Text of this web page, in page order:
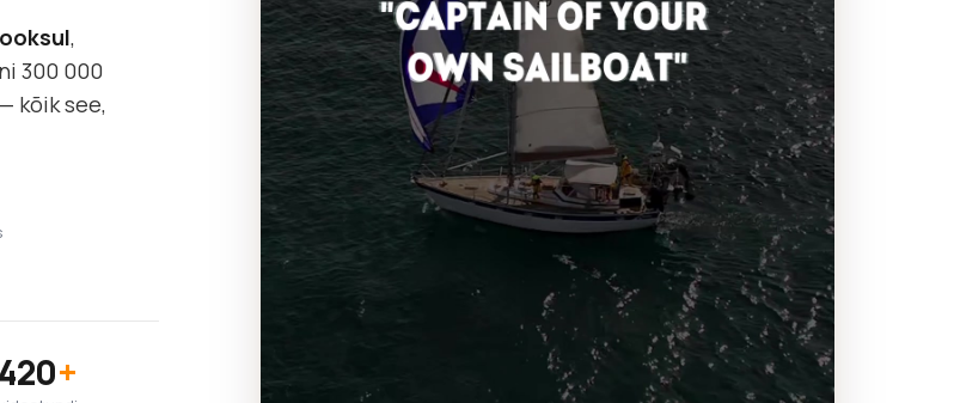
,
300 000
— kõik see,
420+